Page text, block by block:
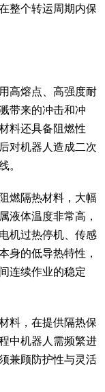
整个转运周期内保
高熔点、高强度耐
带来的冲击和冲
料还具备阻燃性
对机器人造成二次
。
燃隔热材料，大幅
液体温度非常高，
机过热停机、传感
身的低导热特性，
连续作业的稳定
料，在提供隔热保
中机器人需频繁进
兼顾防护性与灵活